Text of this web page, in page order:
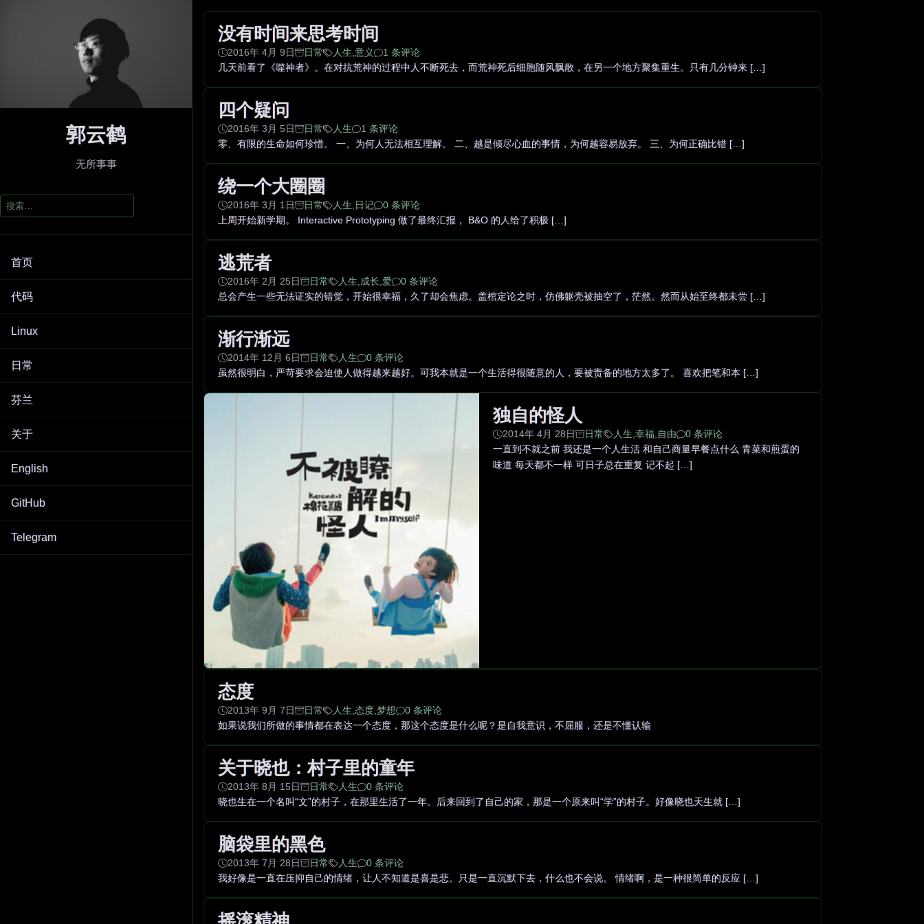
郭云鹤
无所事事
搜
索：
首页
代码
Linux
日常
芬兰
关于
English
GitHub
Telegram
没有时间来思考时间
2016年 4月 9日 日常 人生,意义 1 条评论
几天前看了《噬神者》。在对抗荒神的过程中人不断死去，而荒神死后细胞随风飘散，在另一个地方聚集重生。只有几分钟来 […]
四个疑问
2016年 3月 5日 日常 人生 1 条评论
零、有限的生命如何珍惜。 一、为何人无法相互理解。 二、越是倾尽心血的事情，为何越容易放弃。 三、为何正确比错 […]
绕一个大圈圈
2016年 3月 1日 日常 人生,日记 0 条评论
上周开始新学期。 Interactive Prototyping 做了最终汇报， B&O 的人给了积极 […]
逃荒者
2016年 2月 25日 日常 人生,成长,爱 0 条评论
总会产生一些无法证实的错觉，开始很幸福，久了却会焦虑。盖棺定论之时，仿佛躯壳被抽空了，茫然。然而从始至终都未尝 […]
渐行渐远
2014年 12月 6日 日常 人生 0 条评论
虽然很明白，严苛要求会迫使人做得越来越好。可我本就是一个生活得很随意的人，要被责备的地方太多了。 喜欢把笔和本 […]
独自的怪人
2014年 4月 28日 日常 人生,幸福,自由 0 条评论
一直到不就之前 我还是一个人生活 和自己商量早餐点什么 青菜和煎蛋的
味道 每天都不一样 可日子总在重复 记不起 […]
态度
2013年 9月 7日 日常 人生,态度,梦想 0 条评论
如果说我们所做的事情都在表达一个态度，那这个态度是什么呢？是自我意识，不屈服，还是不懂认输
关于晓也：村子里的童年
2013年 8月 15日 日常 人生 0 条评论
晓也生在一个名叫“文”的村子，在那里生活了一年。后来回到了自己的家，那是一个原来叫“学”的村子。好像晓也天生就 […]
脑袋里的黑色
2013年 7月 28日 日常 人生 0 条评论
我好像是一直在压抑自己的情绪，让人不知道是喜是悲。只是一直沉默下去，什么也不会说。 情绪啊，是一种很简单的反应 […]